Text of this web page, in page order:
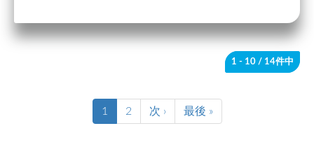
1 - 10 / 14件中
1 2 次 › 最後 »